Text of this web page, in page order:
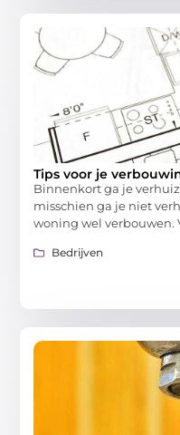
Tips voor je
Binnenkort ga je
misschien ga je niet
woning wel verbouwen.
Bedrijven